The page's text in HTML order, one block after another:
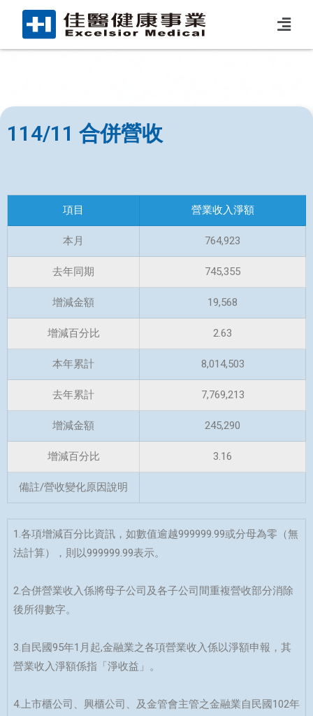
114/11 合併營收
項目 營業收入淨額
本月 764,923
去年同期 745,355
增減金額 19,568
增減百分比 2.63
本年累計 8,014,503
去年累計 7,769,213
增減金額 245,290
增減百分比 3.16
備註/營收變化原因說明
1.各項增減百分比資訊，如數值逾越999999.99或分母為零（無
法計算），則以999999.99表示。
2.合併營業收入係將母子公司及各子公司間重複營收部分消除
後所得數字。
3.自民國95年1月起,金融業之各項營業收入係以淨額申報，其
營業收入淨額係指「淨收益」。
4.上市櫃公司、興櫃公司、及金管會主管之金融業自民國102年